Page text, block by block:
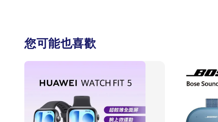
您可能也喜歡